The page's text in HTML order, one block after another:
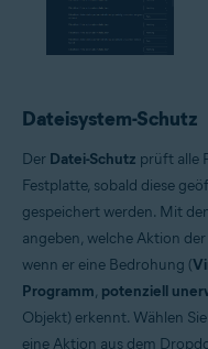
Dateisystem-Schutz
Der Datei-Schutz prüft alle
Festplatte, sobald diese
gespeichert werden. Mit
angeben, welche Aktion
wenn er eine Bedrohung (
Programm, potenziell
Objekt) erkennt. Wählen
eine Aktion aus dem